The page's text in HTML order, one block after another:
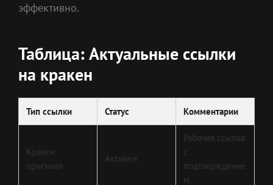
эффективно.
Таблица: Актуальные ссылки
на кракен
Тип ссылки Статус Комментарии
Кракен
оригинал
Активен
Рабочая ссылка
с
подтверждение
м